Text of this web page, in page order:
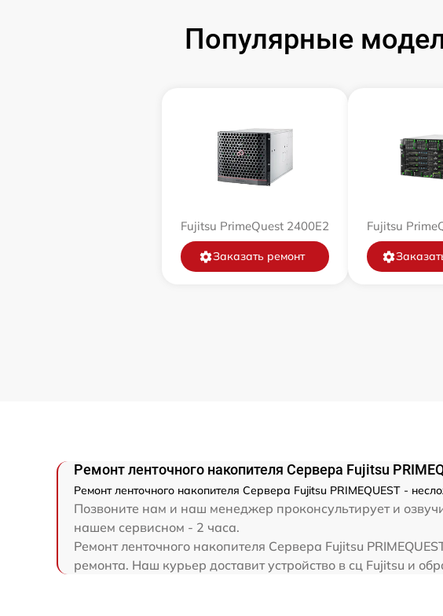
Популярные
Fujitsu PrimeQuest 2400E2
Заказать ремонт
Fujitsu
Ремонт ленточного накопителя Сервера Fujitsu
Ремонт ленточного накопителя Сервера Fujitsu PRIMEQUEST -
Позвоните нам и наш менеджер проконсультирует и
нашем сервисном - 2 часа.
Ремонт ленточного накопителя Сервера Fujitsu
ремонта. Наш курьер доставит устройство в сц Fujitsu и